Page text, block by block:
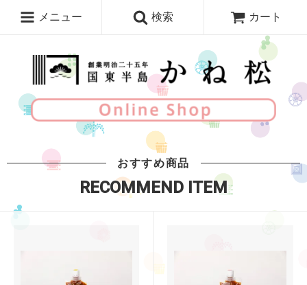
メニュー 検索 カート
おすすめ商品
RECOMMEND ITEM